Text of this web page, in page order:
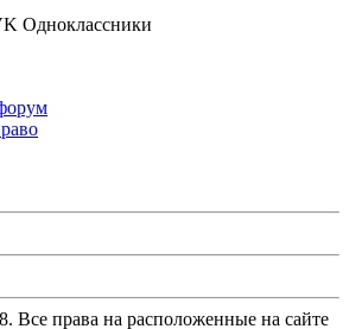
Одноклассники
Все права на расположенные на сайте